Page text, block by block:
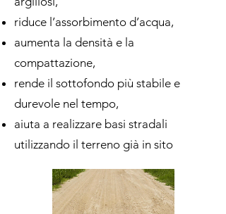
riduce l’assorbimento d’acqua,
aumenta la densità e la
compattazione,
rende il sottofondo più stabile e
durevole nel tempo,
aiuta a realizzare basi stradali
utilizzando il terreno già in sito